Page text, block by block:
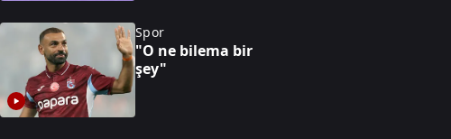
Spor
"O ne bilema bir
şey"